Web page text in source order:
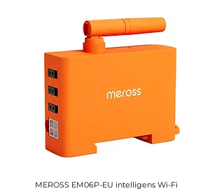
MEROSS EM06P-EU intelligens Wi-Fi